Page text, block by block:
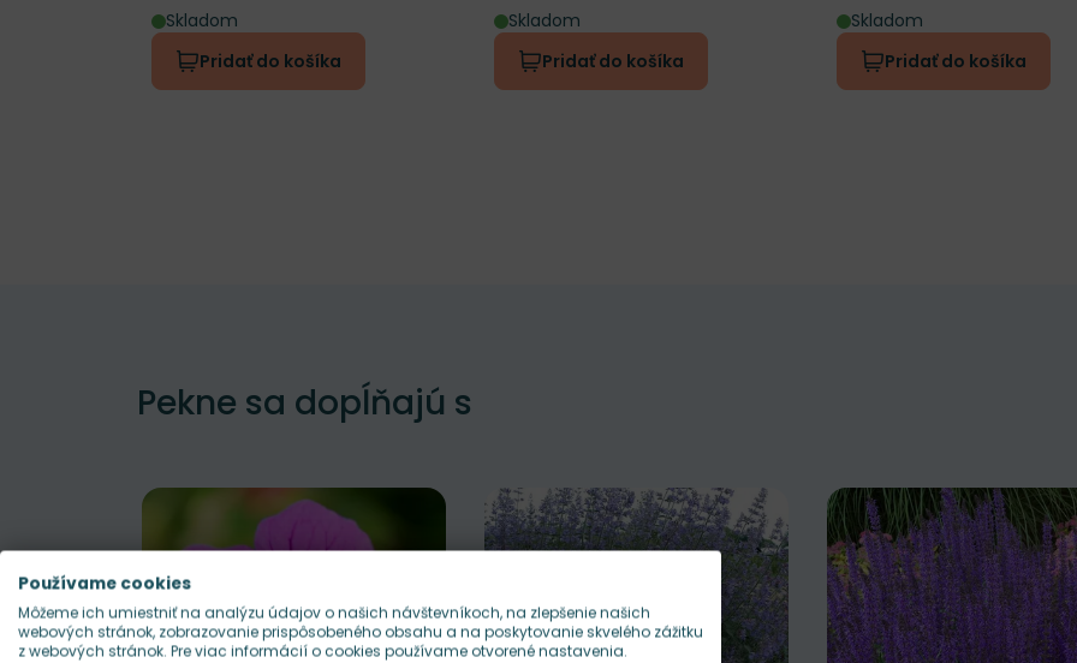
Skladom
Pridať do košíka
Skladom
Pridať do košíka
Skladom
Pridať do košíka
Pekne sa dopĺňajú s
Používame cookies
Môžeme ich umiestniť na analýzu údajov o našich návštevníkoch, na zlepšenie našich
webových stránok, zobrazovanie prispôsobeného obsahu a na poskytovanie skvelého zážitku
z webových stránok. Pre viac informácií o cookies používame otvorené nastavenia.